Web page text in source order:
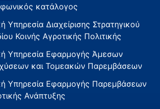
κατάλογος
Υπηρεσία Διαχείρισης Στρατηγικού
Κοινής Αγροτικής Πολιτικής
Υπηρεσία Εφαρμογής Άμεσων
και Τομεακών Παρεμβάσεων
Υπηρεσία Εφαρμογής Παρεμβάσεων
Ανάπτυξης